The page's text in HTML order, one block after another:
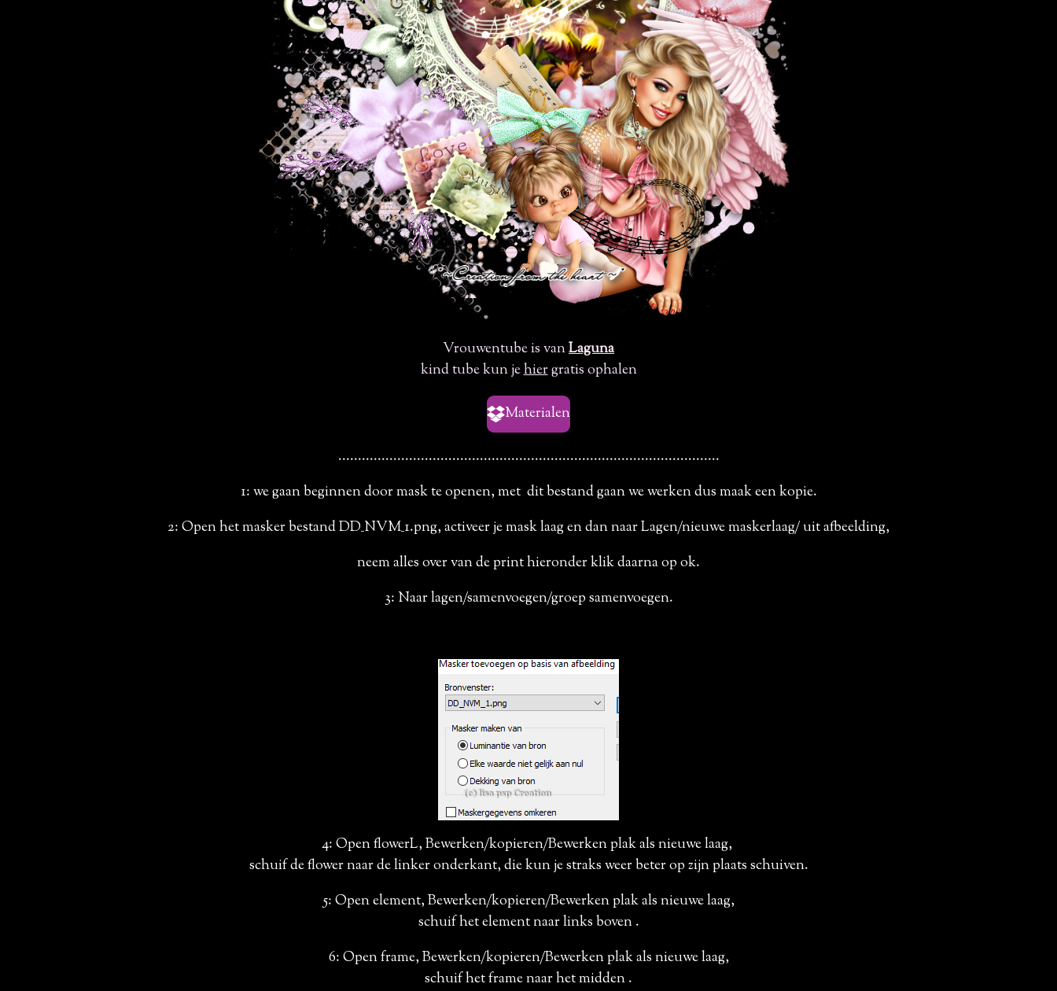
Vrouwentube is vanLaguna
kind tube kun jehiergratis ophalen
Materialen
.................................................................................................
1: we gaan beginnen door mask te openen, met dit bestand gaan we werken dus maak een kopie.
2: Open het masker bestand DD_NVM_1.png, activeer je mask laag en dan naar Lagen/nieuwe maskerlaag/ uit afbeelding,
neem alles over van de print hieronder klik daarna op ok.
3: Naar lagen/samenvoegen/groep samenvoegen.
4: Open flowerL, Bewerken/kopieren/Bewerken plak als nieuwe laag,
schuif de flower naar de linker onderkant, die kun je straks weer beter op zijn plaats schuiven.
5: Open element, Bewerken/kopieren/Bewerken plak als nieuwe laag,
schuif het element naar links boven .
6: Open frame, Bewerken/kopieren/Bewerken plak als nieuwe laag,
schuif het frame naar het midden .